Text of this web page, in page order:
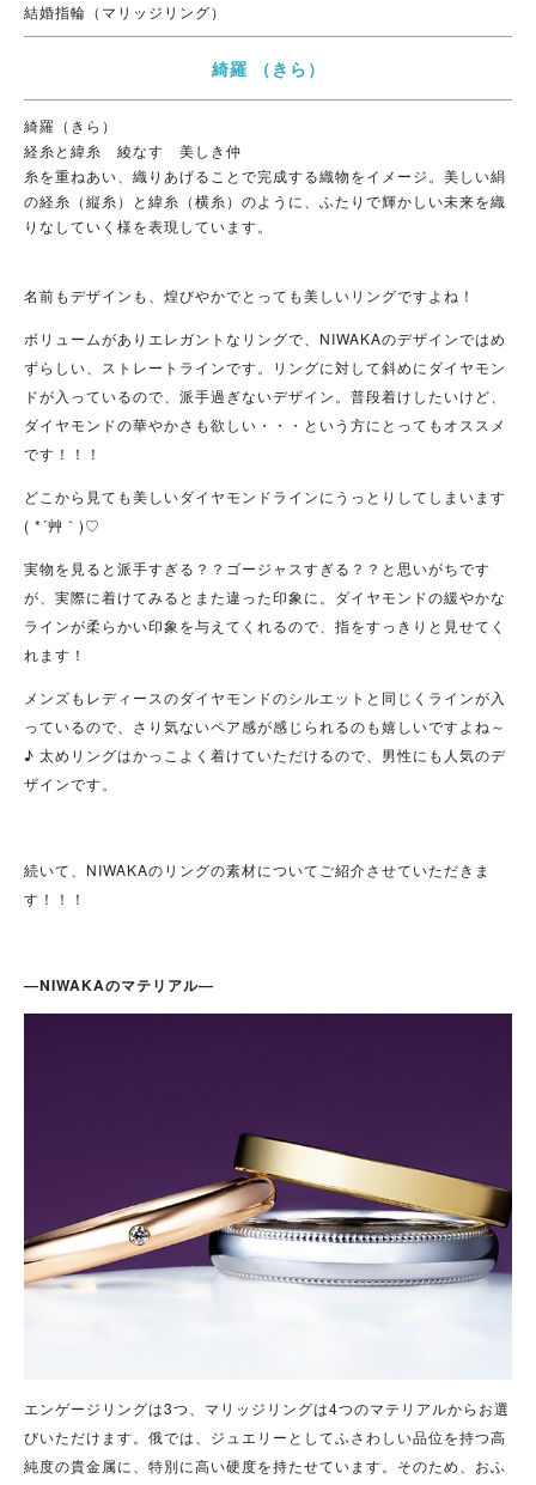
結婚指輪（マリッジリング）
綺羅 （きら）
綺羅（きら）
経糸と緯糸 綾なす 美しき仲
糸を重ねあい、織りあげることで完成する織物をイメージ。美しい絹
の経糸（縦糸）と緯糸（横糸）のように、ふたりで輝かしい未来を織
りなしていく様を表現しています。
名前もデザインも、煌びやかでとっても美しいリングですよね！
ボリュームがありエレガントなリングで、NIWAKAのデザインではめ
ずらしい、ストレートラインです。リングに対して斜めにダイヤモン
ドが入っているので、派手過ぎないデザイン。普段着けしたいけど、
ダイヤモンドの華やかさも欲しい・・・という方にとってもオススメ
です！！！
どこから見ても美しいダイヤモンドラインにうっとりしてしまいます
( *´艸｀)♡
実物を見ると派手すぎる？？ゴージャスすぎる？？と思いがちです
が、実際に着けてみるとまた違った印象に。ダイヤモンドの緩やかな
ラインが柔らかい印象を与えてくれるので、指をすっきりと見せてく
れます！
メンズもレディースのダイヤモンドのシルエットと同じくラインが入
っているので、さり気ないペア感が感じられるのも嬉しいですよね～
♪ 太めリングはかっこよく着けていただけるので、男性にも人気のデ
ザインです。
続いて、NIWAKAのリングの素材についてご紹介させていただきま
す！！！
―NIWAKAのマテリアル―
エンゲージリングは3つ、マリッジリングは4つのマテリアルからお選
びいただけます。俄では、ジュエリーとしてふさわしい品位を持つ高
純度の貴金属に、特別に高い硬度を持たせています。そのため、おふ